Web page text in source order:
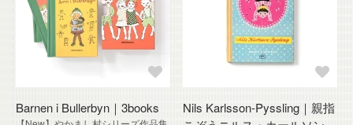
Barnen i Bullerbyn｜3books
Nils Karlsson-Pyssling｜親指